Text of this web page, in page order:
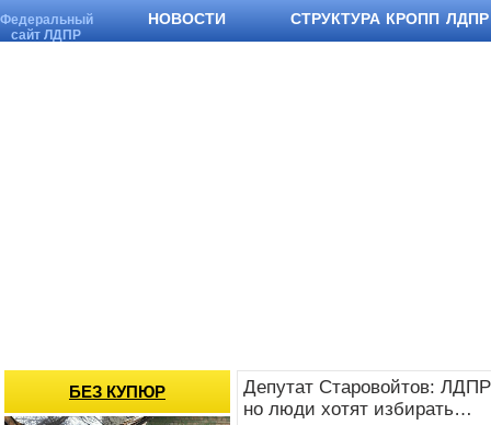
Федеральный
сайт ЛДПР
НОВОСТИ СТРУКТУРА КРОПП ЛДПР
Депутат Старовойтов:
но люди хотят избирать…
БЕЗ КУПЮР